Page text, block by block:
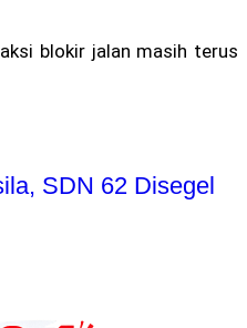
blokir jalan masih terus
SDN 62 Disegel